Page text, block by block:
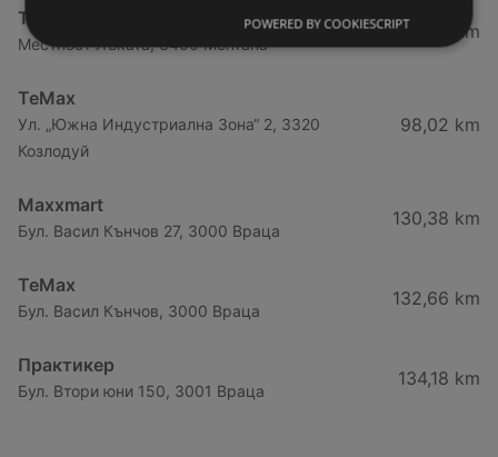
TeMax
Местност Лъката, 3400 Монтана
97,51 km
TeMax
Ул. „Южна Индустриална Зона“ 2, 3320
Козлодуй
98,02 km
Maxxmart
Бул. Васил Кънчов 27, 3000 Враца
130,38 km
TeMax
Бул. Васил Кънчов, 3000 Враца
132,66 km
Практикер
Бул. Втори юни 150, 3001 Враца
134,18 km
POWERED BY COOKIESCRIPT